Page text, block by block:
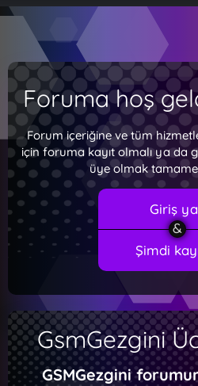
Foruma hoş
Forum içeriğine ve tüm
için foruma kayıt olmalı ya da
üye olmak
Giriş
Şimdi
GsmGezgini
GSMGezgini